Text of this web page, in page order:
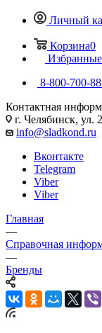
Личный
Корзина0
8-800-700-
Контактная
г. Челябинск, ул.
info@sladkond.ru
Вконтакте
Telegram
Viber
Viber
Главная
—
Справочная
—
Бренды